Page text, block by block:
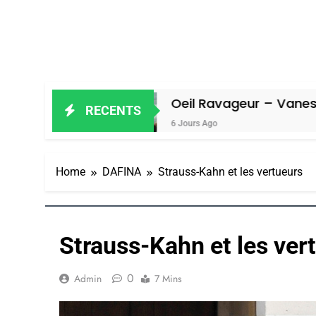
RECENTS
Oeil Ravageur – Vanessa De Loya
Home DAFINA Strauss-Kahn et les vertueurs
Strauss-Kahn et les
Admin 0 7 Mins